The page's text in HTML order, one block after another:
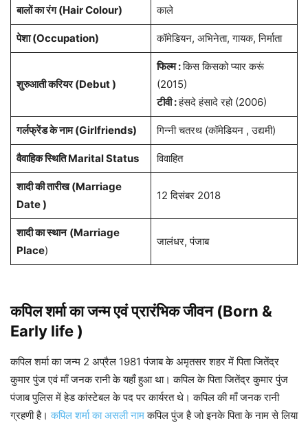
बालों का रंग (Hair Colour) काले
पेशा(Occupation) कॉमेडियन, अभिनेता, गायक, निर्माता
शुरुआती करियर (Debut )
फिल्म :किस किसको प्यार करूं
(2015)
टीवी :हंसदे हंसादे रहो (2006)
गर्लफ्रेंड के नाम(Girlfriends) गिन्नी चतरथ (कॉमेडियन , उद्यमी)
वैवाहिक स्थिति Marital Status विवाहित
शादी की तारीख (Marriage
Date )
12 दिसंबर 2018
शादी का स्थान (Marriage
Place)
जालंधर, पंजाब
कपिल शर्माका जन्म एवं प्रारंभिक जीवन (Born &
Early life )
कपिल शर्मा का जन्म 2 अप्रैल 1981 पंजाब के अमृतसर शहर में पिता जितेंद्र
कुमार पुंज एवं माँ जनक रानी के यहाँ हुआ था। कपिल के पिता जितेंद्र कुमार पुंज
पंजाब पुलिस में हेड कांस्टेबल के पद पर कार्यरत थे। कपिल की माँ जनक रानी
ग्रहणी है।कपिल शर्मा का असली नामकपिल पुंज है जो इनके पिता के नाम से लिया